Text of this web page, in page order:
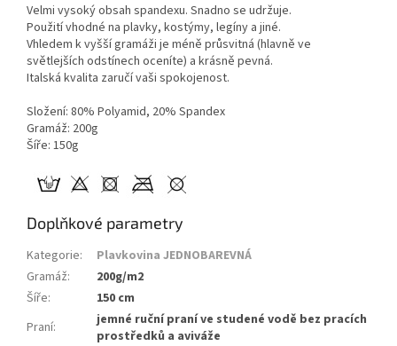
Velmi vysoký obsah spandexu. Snadno se udržuje.
Použití vhodné na plavky, kostýmy, legíny a jiné.
Vhledem k vyšší gramáži je méně průsvitná (hlavně ve
světlejších odstínech oceníte) a krásně pevná.
Italská kvalita zaručí vaši spokojenost.
Složení: 80% Polyamid, 20% Spandex
Gramáž: 200g
Šíře: 150g
Doplňkové parametry
Kategorie:
Plavkovina JEDNOBAREVNÁ
Gramáž:
200g/m2
Šíře:
150 cm
Praní:
jemné ruční praní ve studené vodě bez pracích
prostředků a aviváže